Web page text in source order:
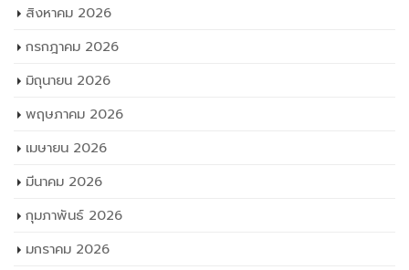
สิงหาคม 2026
กรกฎาคม 2026
มิถุนายน 2026
พฤษภาคม 2026
เมษายน 2026
มีนาคม 2026
กุมภาพันธ์ 2026
มกราคม 2026